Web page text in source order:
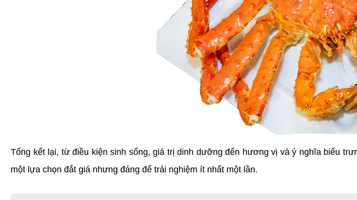
Tổng kết lại, từ điều kiện sinh sống, giá trị dinh dưỡng đến hương vị và ý nghĩa biểu
một lựa chọn đắt giá nhưng đáng để trải nghiệm ít nhất một lần.